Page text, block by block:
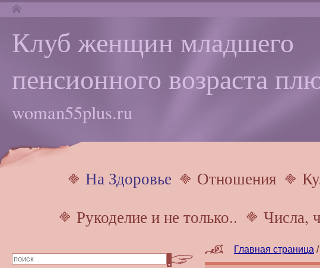
Клуб женщин младшего
пенсионного возраста
woman55plus.ru
На Здоровье Отношения
Рукоделие и не только..
Числа,
Главная страница /